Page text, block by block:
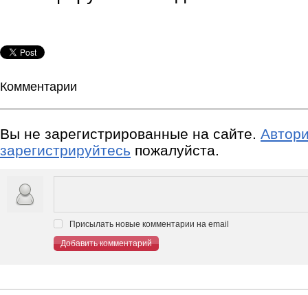
Комментарии
Вы не зарегистрированные на сайте.
зарегистрируйтесь пожалуйста.
Присылать новые комментарии на email
Добавить комментарий